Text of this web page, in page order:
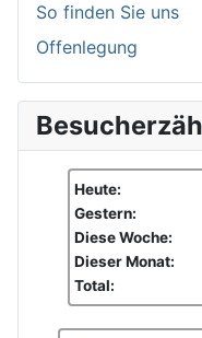
So finden Sie uns
Offenlegung
Heute:
Gestern:
Diese Woche:
Dieser Monat:
Total: